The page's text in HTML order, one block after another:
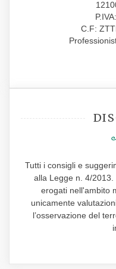
C.F:
Tutti i consigli e
alla Legge n. 4/
erogati nell'ambito
unicamente
l’osservazione del